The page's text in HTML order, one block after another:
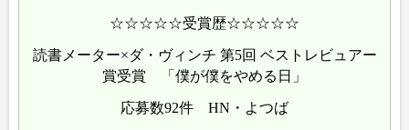
☆☆☆☆☆受賞歴☆☆☆☆☆
読書メーター×ダ・ヴィンチ 第5回 ベストレビュアー
賞受賞 「僕が僕をやめる日」
応募数92件 HN・よつば